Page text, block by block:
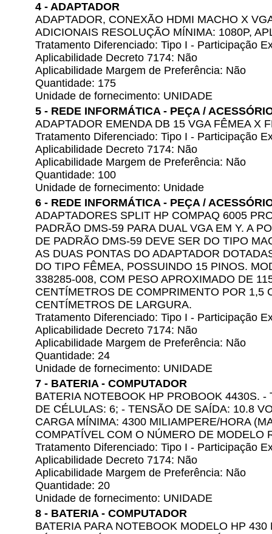
4 - ADAPTADOR
ADAPTADOR, CONEXÃO HDMI MACHO X
ADICIONAIS RESOLUÇÃO MÍNIMA: 1080P,
Tratamento Diferenciado: Tipo I - Participação
Aplicabilidade Decreto 7174: Não
Aplicabilidade Margem de Preferência: Não
Quantidade: 175
Unidade de fornecimento: UNIDADE
5 - REDE INFORMÁTICA - PEÇA /
ADAPTADOR EMENDA DB 15 VGA FÊMEA X
Tratamento Diferenciado: Tipo I - Participação
Aplicabilidade Decreto 7174: Não
Aplicabilidade Margem de Preferência: Não
Quantidade: 100
Unidade de fornecimento: Unidade
6 - REDE INFORMÁTICA - PEÇA /
ADAPTADORES SPLIT HP COMPAQ 6005
PADRÃO DMS-59 PARA DUAL VGA EM Y. A
DE PADRÃO DMS-59 DEVE SER DO TIPO
AS DUAS PONTAS DO ADAPTADOR
DO TIPO FÊMEA, POSSUINDO 15 PINOS.
338285-008, COM PESO APROXIMADO DE
CENTÍMETROS DE COMPRIMENTO POR 1,5
CENTÍMETROS DE LARGURA.
Tratamento Diferenciado: Tipo I - Participação
Aplicabilidade Decreto 7174: Não
Aplicabilidade Margem de Preferência: Não
Quantidade: 24
Unidade de fornecimento: UNIDADE
7 - BATERIA - COMPUTADOR
BATERIA NOTEBOOK HP PROBOOK 4430S.
DE CÉLULAS: 6; - TENSÃO DE SAÍDA: 10.8
CARGA MÍNIMA: 4300 MILIAMPERE/HORA
COMPATÍVEL COM O NÚMERO DE MODELO
Tratamento Diferenciado: Tipo I - Participação
Aplicabilidade Decreto 7174: Não
Aplicabilidade Margem de Preferência: Não
Quantidade: 20
Unidade de fornecimento: UNIDADE
8 - BATERIA - COMPUTADOR
BATERIA PARA NOTEBOOK MODELO HP